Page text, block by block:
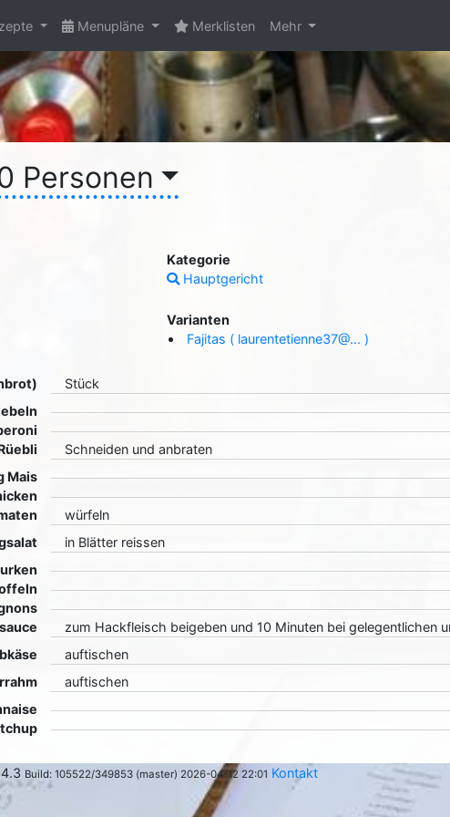
Menupläne Merklisten Mehr
Personen
Kategorie
Hauptgericht
Varianten
Fajitas ( laurentetienne37@... )
Stück
Schneiden und anbraten
Mais
würfeln
in Blätter reissen
zum Hackfleisch beigeben und 10 Minuten bei gelegentlichen
auftischen
auftischen
Build: 105522/349853 (master) 2026-04-12 22:01 Kontakt